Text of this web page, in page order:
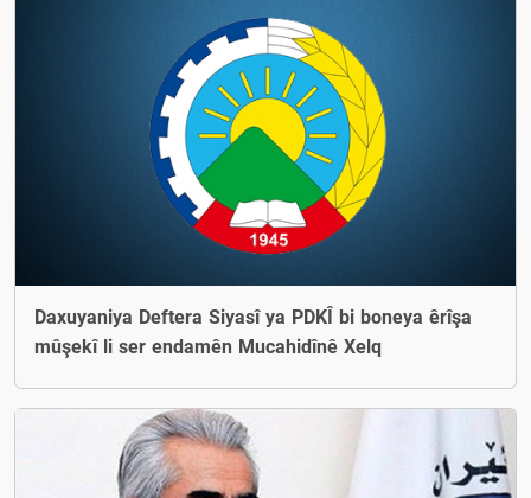
Daxuyaniya Deftera Siyasî ya PDKÎ bi boneya êrîşa
mûşekî li ser endamên Mucahidînê Xelq